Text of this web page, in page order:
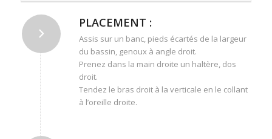
PLACEMENT :
Assis sur un banc, pieds écartés de la largeur
du bassin, genoux à angle droit.
Prenez dans la main droite un haltère, dos
droit.
Tendez le bras droit à la verticale en le collant
à l’oreille droite.